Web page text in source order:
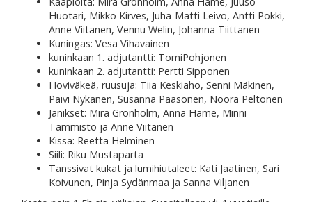
Huotari, Mikko Kirves, Juha-Matti Leivo, Antti Pokki,
Anne Viitanen, Vennu Welin, Johanna Tiittanen
Kuningas: Vesa Vihavainen
kuninkaan 1. adjutantti: TomiPohjonen
kuninkaan 2. adjutantti: Pertti Sipponen
Hoviväkeä, ruusuja: Tiia Keskiaho, Senni Mäkinen,
Päivi Nykänen, Susanna Paasonen, Noora Peltonen
Jänikset: Mira Grönholm, Anna Häme, Minni
Tammisto ja Anne Viitanen
Kissa: Reetta Helminen
Siili: Riku Mustaparta
Tanssivat kukat ja lumihiutaleet: Kati Jaatinen, Sari
Koivunen, Pinja Sydänmaa ja Sanna Viljanen